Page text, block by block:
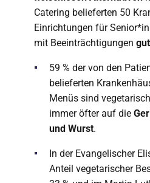
Catering belieferten 50
Einrichtungen für
mit Beeinträchtigungen
59 % der von den
belieferten
Menüs sind
immer öfter auf die
und Wurst.
In der Evangelischer
Anteil vegetarischer